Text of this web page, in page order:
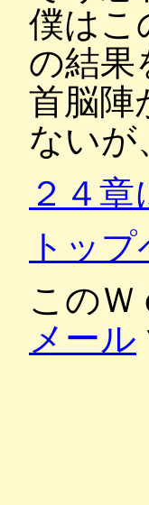
僕はこ
の結果
首脳陣
ないが
２４章
トッ
このＷ
メール